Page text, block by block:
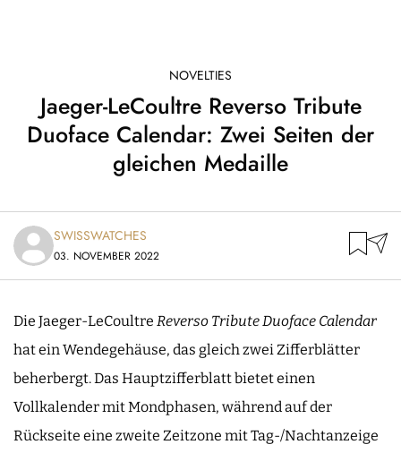
NOVELTIES
Jaeger-LeCoultre Reverso Tribute
Duoface Calendar: Zwei Seiten der
gleichen Medaille
SWISSWATCHES
03. NOVEMBER 2022
Die Jaeger-LeCoultre Reverso Tribute Duoface Calendar
hat ein Wendegehäuse, das gleich zwei Zifferblätter
beherbergt. Das Hauptzifferblatt bietet einen
Vollkalender mit Mondphasen, während auf der
Rückseite eine zweite Zeitzone mit Tag-/Nachtanzeige